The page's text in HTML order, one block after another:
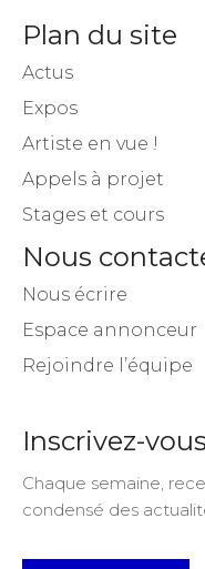
Plan du site
Actus
Expos
Artiste en vue !
Appels à projet
Stages et cours
Nous
Nous écrire
Espace annonceur
Rejoindre l’équipe
Inscrivez-
Chaque semaine,
condensé des